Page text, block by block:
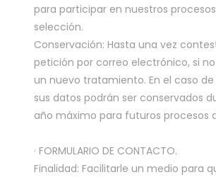
para participar en nuestros
selección.
Conservación: Hasta una vez
petición por correo electrónico, si
un nuevo tratamiento. En el caso de
sus datos podrán ser conservados
año máximo para futuros procesos
· FORMULARIO DE CONTACTO.
Finalidad: Facilitarle un medio para